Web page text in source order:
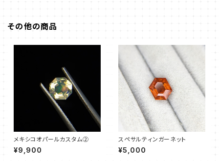
その他の商品
メキシコオパールカスタム②
¥9,900
スペサルティンガーネット
¥5,000